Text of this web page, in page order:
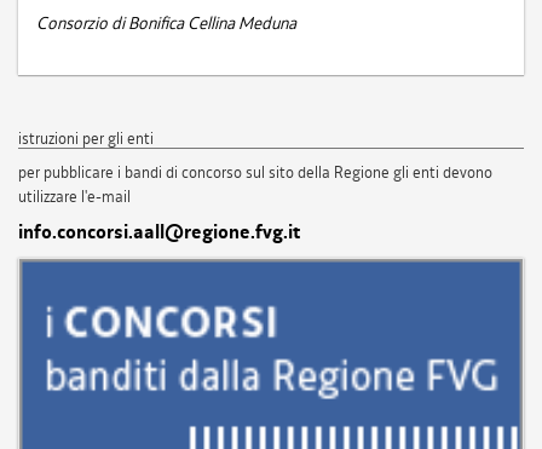
Consorzio di Bonifica Cellina Meduna
istruzioni per gli enti
per pubblicare i bandi di concorso sul sito della Regione gli enti devono
utilizzare l'e-mail
info.concorsi.aall@regione.fvg.it